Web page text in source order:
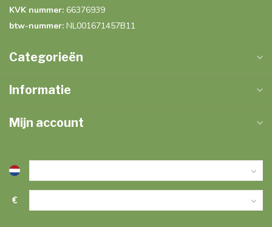
KVK nummer: 66376939
btw-nummer: NL001671457B11
Categorieën
Informatie
Mijn account
€